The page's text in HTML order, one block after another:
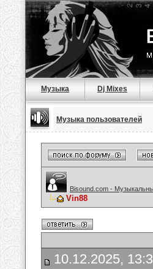
Музыка Dj Mixes
Музыка пользователей
Bisound.com -
Vin88
10.12.2025,